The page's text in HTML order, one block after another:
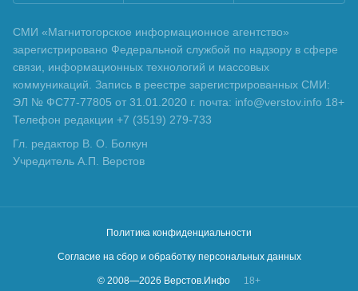
СМИ «Магнитогорское информационное агентство»
зарегистрировано Федеральной службой по надзору в сфере
связи, информационных технологий и массовых
коммуникаций. Запись в реестре зарегистрированных СМИ:
ЭЛ № ФС77-77805 от 31.01.2020 г. почта: info@verstov.info 18+
Телефон редакции +7 (3519) 279-733
Гл. редактор В. О. Болкун
Учредитель А.П. Верстов
Политика конфиденциальности
Согласие на сбор и обработку персональных данных
© 2008—2026 Верстов.Инфо 18+